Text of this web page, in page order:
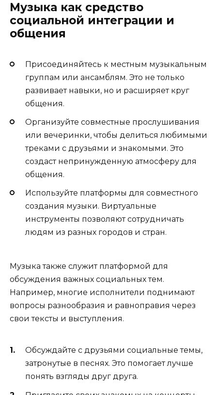
Музыка как средство
социальной интеграции и
общения
Присоединяйтесь к местным музыкальным
группам или ансамблям. Это не только
развивает навыки, но и расширяет круг
общения.
Организуйте совместные прослушивания
или вечеринки, чтобы делиться любимыми
треками с друзьями и знакомыми. Это
создаст непринужденную атмосферу для
общения.
Используйте платформы для совместного
создания музыки. Виртуальные
инструменты позволяют сотрудничать
людям из разных городов и стран.
Музыка также служит платформой для
обсуждения важных социальных тем.
Например, многие исполнители поднимают
вопросы разнообразия и равноправия через
свои тексты и выступления.
Обсуждайте с друзьями социальные темы,
затронутые в песнях. Это помогает лучше
понять взгляды друг друга.